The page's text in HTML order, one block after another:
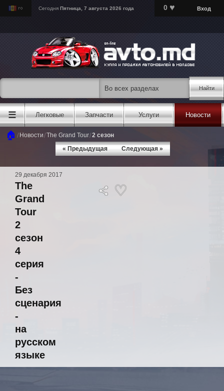
Сегодня Пятница, 7 августа 2026 года 0 ♥ Вход
Найти
☰ Легковые Запчасти Услуги Новости
🏠 / Новости/The Grand Tour/2 сезон
« Предыдущая
Следующая »
29 декабря 2017
The
Grand
Tour
2
сезон
4
серия
-
Без
сценария
-
на
русском
языке